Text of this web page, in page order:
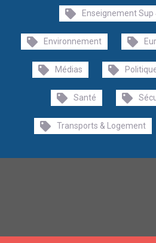
Enseignement Sup
Environnement
Médias
Santé
Transports & Logement